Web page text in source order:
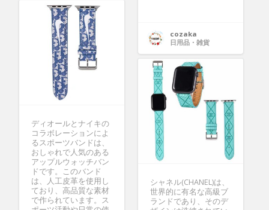
cozaka
日用品・雑貨
ディオールとナイキの
コラボレーションによ
るスポーツバンドは、
おしゃれで人気のある
アップルウォッチバン
ドです。このバンド
は、人工皮革を使用し
ており、高品質な素材
で作られています。ス
シャネル(CHANEL)は、
世界的に有名な高級ブ
ランドであり、そのデ